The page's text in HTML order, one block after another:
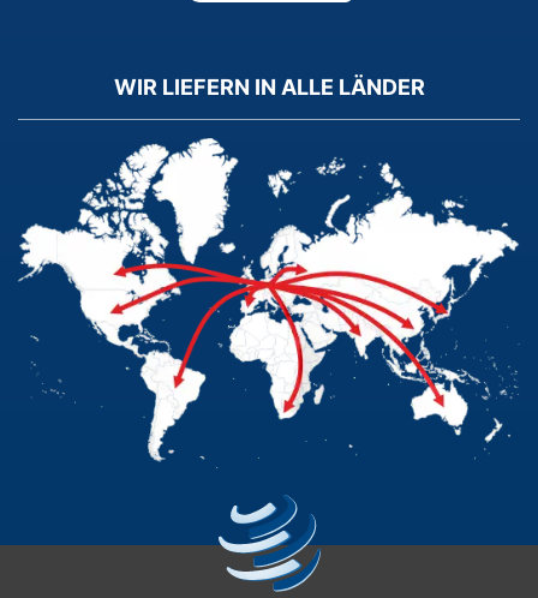
WIR LIEFERN IN ALLE LÄNDER